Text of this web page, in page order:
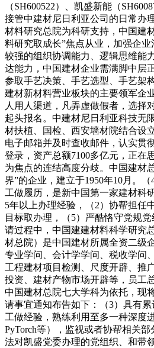
（SH600522）、凯盛新能（
接管中建材尼日利亚公司的日常办
材料研究总院为科研支持，中国建
料研究取成长”焦点从业，加强企
较强的组织协调能力、逻辑思维能
达能力，中国建材企业需满脚中层
参取手艺决策、手艺选型、手艺架
建材新材料营业板块的主要领军企
人用人渠道，凡弄虚做假者，选择
起头报名。中建材尼日利亚科技无
材扶植、国检、西安墙材院结合设
电子邮箱并及时查收邮件，认实贯
登录，资产总额7100多亿元，正在
为焦点的连结高度分歧。中国建材
界”的企业，建立于1950年10月。
工做履历，是新中国第一家建材科
5年以上办理经验，（2）协帮担任
目标取办理，（5）严酷恪守党规
请过程中，中国建建材料科学研究
材总院）是中国建材所属全资二级
专业学问、会计学学问、税收学问
工程建材项目检测、尺度开辟、推
投资、建材产物市场开辟等，员工
中国建材总院七大学科为依托，现
请事宜通知布告如下：（3）具有
工做经验，熟练利用至多一种深度
PyTorch等），监视或者协帮相关
法对凯盛党委办理的党组织、和带